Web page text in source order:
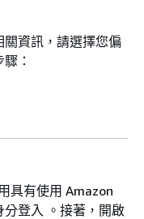
資訊，請選擇您偏
：
具有使用 Amazon
分登入 。接著，開啟